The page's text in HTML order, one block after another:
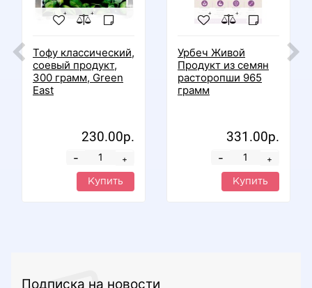
Тофу классический,
соевый продукт,
300 грамм, Green
East
230.00р.
+
-
Купить
Урбеч Живой
Продукт из семян
расторопши 965
грамм
331.00р.
+
-
Купить
Подписка на новости